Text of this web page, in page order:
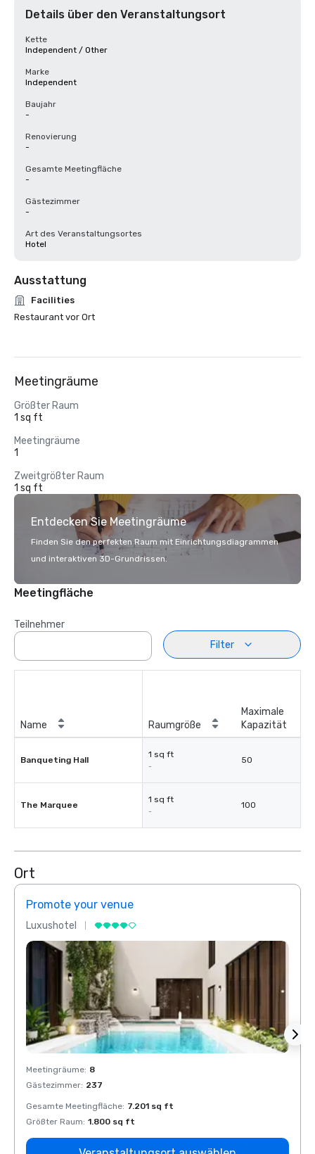
Details über den Veranstaltungsort
Kette
Independent / Other
Marke
Independent
Baujahr
-
Renovierung
-
Gesamte Meetingfläche
-
Gästezimmer
-
Art des Veranstaltungsortes
Hotel
Ausstattung
Facilities
Restaurant vor Ort
Meetingräume
Größter Raum
1 sq ft
Meetingräume
1
Zweitgrößter Raum
1 sq ft
Entdecken Sie Meetingräume
Finden Sie den perfekten Raum mit Einrichtungsdiagrammen
und interaktiven 3D-Grundrissen.
Meetingfläche
Teilnehmer
Filter
Name Raumgröße
Maximale
Kapazität
Banqueting Hall
1 sq ft
-
50
The Marquee
1 sq ft
-
100
Ort
Promote your venue
Luxushotel
Meetingräume: 8
Gästezimmer: 237
Gesamte Meetingfläche: 7.201 sq ft
Größter Raum: 1.800 sq ft